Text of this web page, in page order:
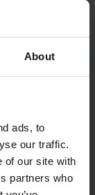
About
ads, to
our traffic.
of our site with
partners who
іонних